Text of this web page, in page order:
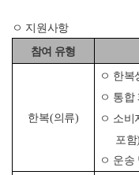
ㅇ 지원사항
참여 유형
한복(의류)
ㅇ 한복
ㅇ 통합
ㅇ 소비
포함)
ㅇ 운송